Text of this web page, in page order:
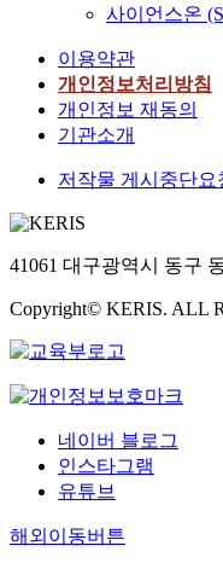
사이언스온
이용약관
개인정보처리방침
개인정보 재동의
기관소개
저작물 게시중단요
41061 대구광역시 동구
Copyright© KERIS. ALL
네이버 블로그
인스타그램
유튜브
해외이동버튼